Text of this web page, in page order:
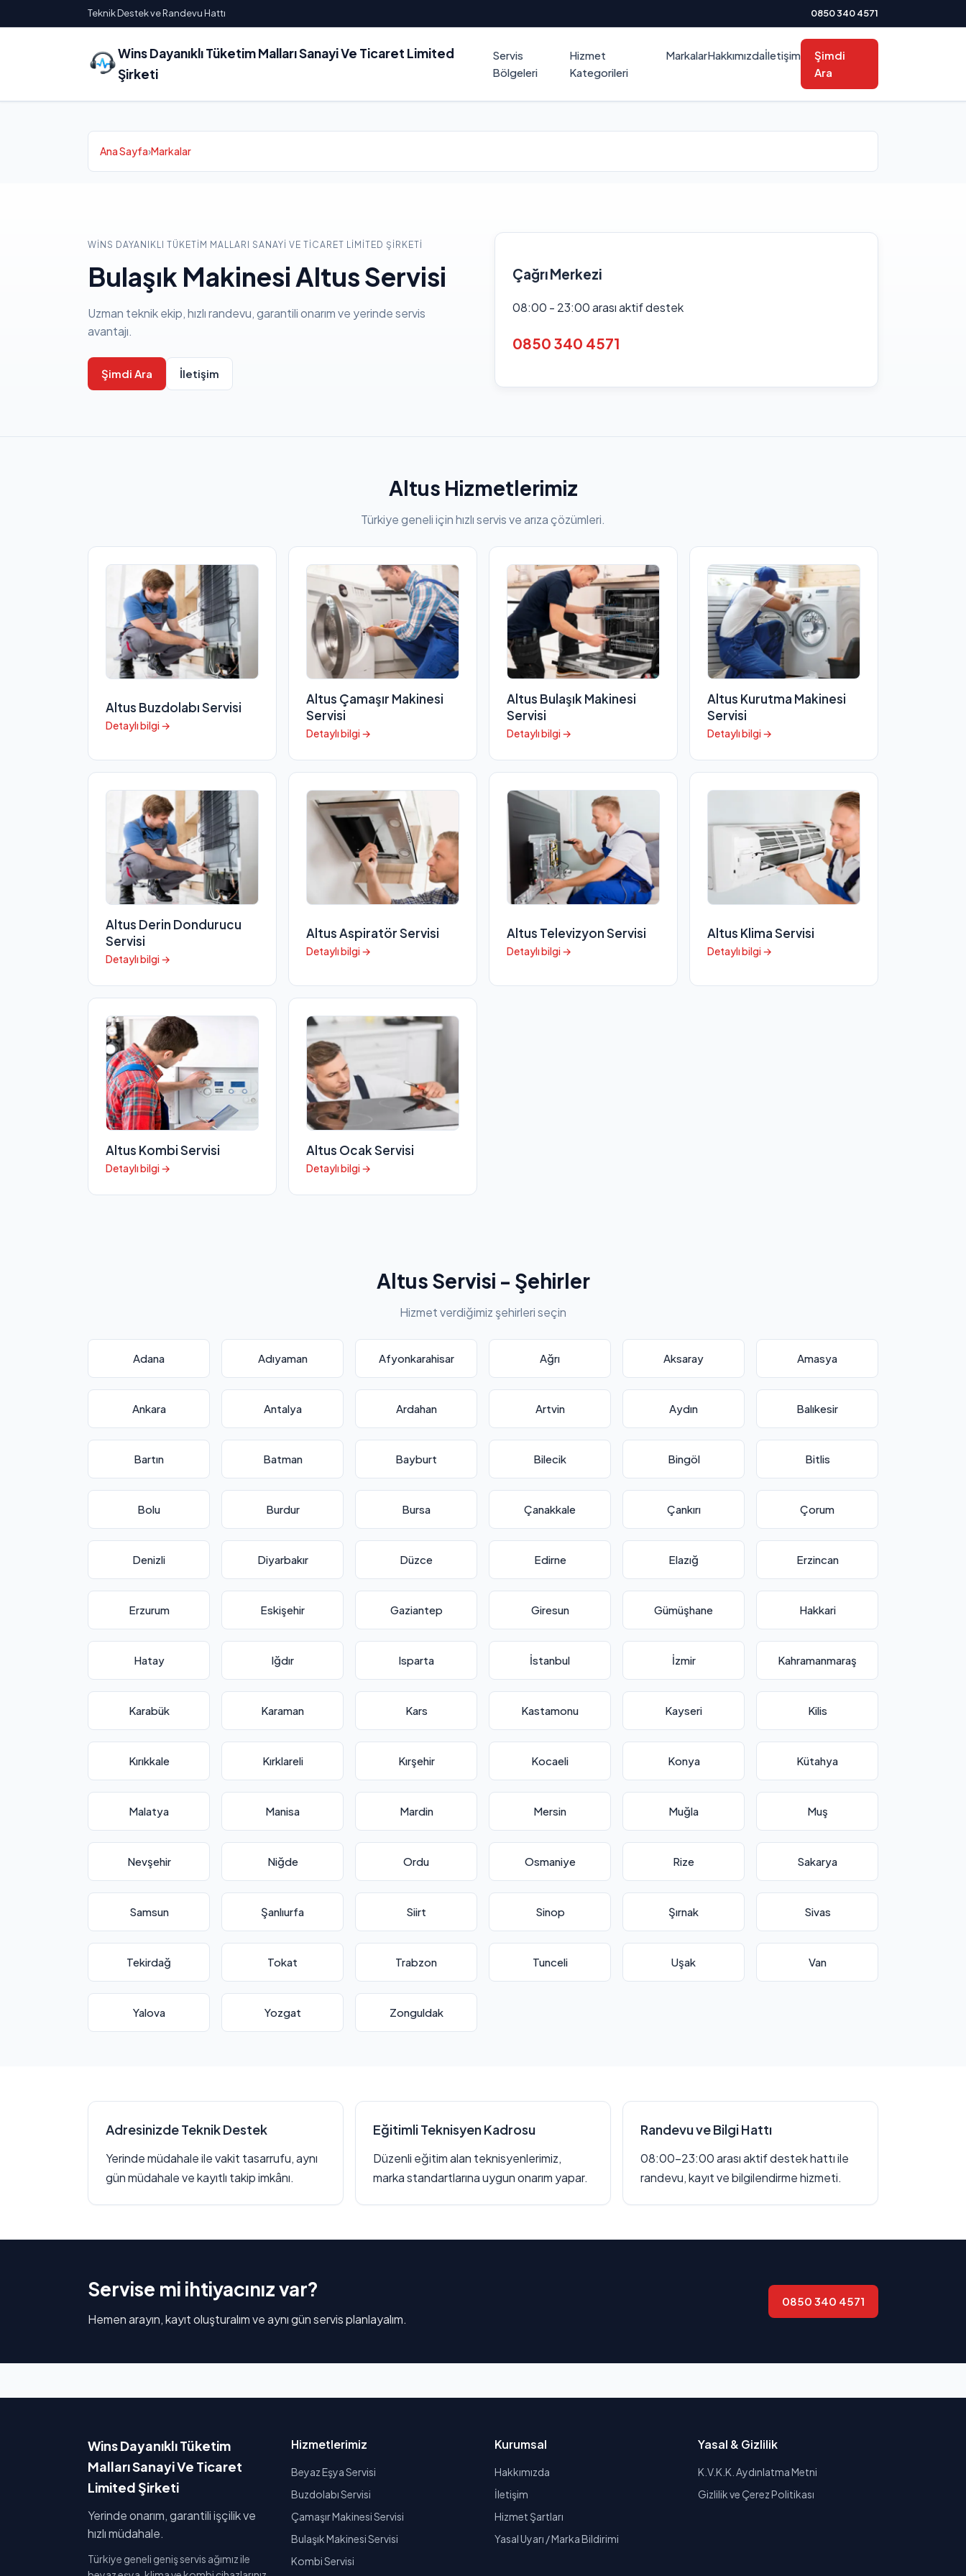
Teknik Destek ve Randevu Hattı 0850 340 4571
Wins Dayanıklı Tüketim Malları Sanayi Ve Ticaret Limited
Şirketi
Servis
Bölgeleri
Hizmet
Kategorileri
MarkalarHakkımızdaİletişim
Şimdi
Ara
Ana Sayfa›Markalar
WINS DAYANIKLI TÜKETIM MALLARI SANAYI VE TICARET LIMITED ŞIRKETI
Bulaşık Makinesi Altus Servisi
Uzman teknik ekip, hızlı randevu, garantili onarım ve yerinde servis
avantajı.
Şimdi Ara İletişim
Çağrı Merkezi
08:00 - 23:00 arası aktif destek
0850 340 4571
Altus Hizmetlerimiz
Türkiye geneli için hızlı servis ve arıza çözümleri.
Altus Buzdolabı Servisi
Detaylı bilgi →
Altus Çamaşır Makinesi
Servisi
Detaylı bilgi →
Altus Bulaşık Makinesi
Servisi
Detaylı bilgi →
Altus Kurutma Makinesi
Servisi
Detaylı bilgi →
Altus Derin Dondurucu
Servisi
Detaylı bilgi →
Altus Aspiratör Servisi
Detaylı bilgi →
Altus Televizyon Servisi
Detaylı bilgi →
Altus Klima Servisi
Detaylı bilgi →
Altus Kombi Servisi
Detaylı bilgi →
Altus Ocak Servisi
Detaylı bilgi →
Altus Servisi - Şehirler
Hizmet verdiğimiz şehirleri seçin
Adana Adıyaman Afyonkarahisar Ağrı Aksaray Amasya
Ankara Antalya Ardahan Artvin Aydın Balıkesir
Bartın Batman Bayburt Bilecik Bingöl Bitlis
Bolu Burdur Bursa Çanakkale Çankırı Çorum
Denizli Diyarbakır Düzce Edirne Elazığ Erzincan
Erzurum Eskişehir Gaziantep Giresun Gümüşhane Hakkari
Hatay Iğdır Isparta İstanbul İzmir Kahramanmaraş
Karabük Karaman Kars Kastamonu Kayseri Kilis
Kırıkkale Kırklareli Kırşehir Kocaeli Konya Kütahya
Malatya Manisa Mardin Mersin Muğla Muş
Nevşehir Niğde Ordu Osmaniye Rize Sakarya
Samsun Şanlıurfa Siirt Sinop Şırnak Sivas
Tekirdağ Tokat Trabzon Tunceli Uşak Van
Yalova Yozgat Zonguldak
Adresinizde Teknik Destek
Yerinde müdahale ile vakit tasarrufu, aynı
gün müdahale ve kayıtlı takip imkânı.
Eğitimli Teknisyen Kadrosu
Düzenli eğitim alan teknisyenlerimiz,
marka standartlarına uygun onarım yapar.
Randevu ve Bilgi Hattı
08:00–23:00 arası aktif destek hattı ile
randevu, kayıt ve bilgilendirme hizmeti.
Servise mi ihtiyacınız var?
Hemen arayın, kayıt oluşturalım ve aynı gün servis planlayalım.
0850 340 4571
Wins Dayanıklı Tüketim
Malları Sanayi Ve Ticaret
Limited Şirketi
Yerinde onarım, garantili işçilik ve
hızlı müdahale.
Türkiye geneli geniş servis ağımız ile
Hizmetlerimiz
Beyaz Eşya Servisi
Buzdolabı Servisi
Çamaşır Makinesi Servisi
Bulaşık Makinesi Servisi
Kombi Servisi
Kurumsal
Hakkımızda
İletişim
Hizmet Şartları
Yasal Uyarı / Marka Bildirimi
Yasal & Gizlilik
K.V.K.K. Aydınlatma Metni
Gizlilik ve Çerez Politikası